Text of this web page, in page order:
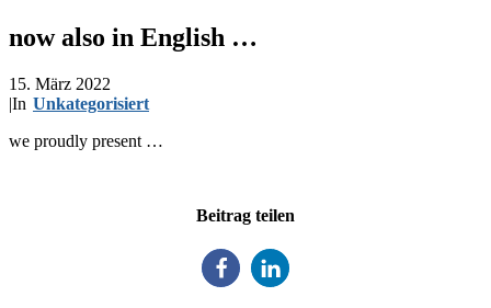
now also in English …
15. März 2022
|In Unkategorisiert
we proudly present …
Beitrag teilen